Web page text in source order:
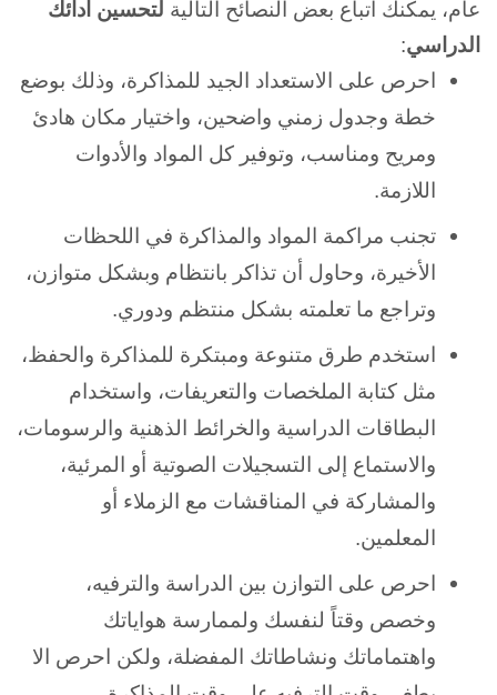
عام، يمكنك اتباع بعض النصائح التالية لتحسين أدائك
الدراسي:
احرص على الاستعداد الجيد للمذاكرة، وذلك بوضع
خطة وجدول زمني واضحين، واختيار مكان هادئ
ومريح ومناسب، وتوفير كل المواد والأدوات
اللازمة.
تجنب مراكمة المواد والمذاكرة في اللحظات
الأخيرة، وحاول أن تذاكر بانتظام وبشكل متوازن،
وتراجع ما تعلمته بشكل منتظم ودوري.
استخدم طرق متنوعة ومبتكرة للمذاكرة والحفظ،
مثل كتابة الملخصات والتعريفات، واستخدام
البطاقات الدراسية والخرائط الذهنية والرسومات،
والاستماع إلى التسجيلات الصوتية أو المرئية،
والمشاركة في المناقشات مع الزملاء أو
المعلمين.
احرص على التوازن بين الدراسة والترفيه،
وخصص وقتاً لنفسك ولممارسة هواياتك
واهتماماتك ونشاطاتك المفضلة، ولكن احرص الا